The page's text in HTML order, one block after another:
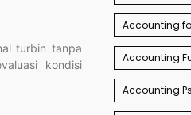
turbin tanpa
kondisi
Accounting
Accounting
Accounting